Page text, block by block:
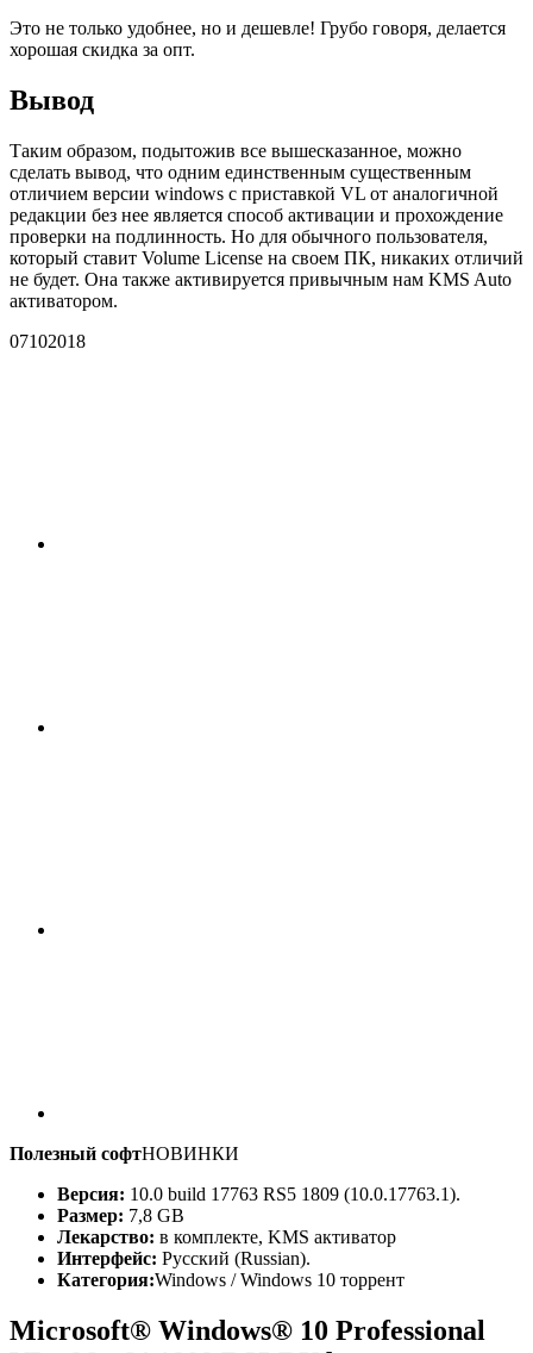
Это не только удобнее, но и дешевле! Грубо говоря, делается
хорошая скидка за опт.
Вывод
Таким образом, подытожив все вышесказанное, можно
сделать вывод, что одним единственным существенным
отличием версии windows с приставкой VL от аналогичной
редакции без нее является способ активации и прохождение
проверки на подлинность. Но для обычного пользователя,
который ставит Volume License на своем ПК, никаких отличий
не будет. Она также активируется привычным нам KMS Auto
активатором.
07102018
Полезный софтНОВИНКИ
Версия: 10.0 build 17763 RS5 1809 (10.0.17763.1).
Размер: 7,8 GB
Лекарство: в комплекте, KMS активатор
Интерфейс: Русский (Russian).
Категория:Windows / Windows 10 торрент
Microsoft® Windows® 10 Professional